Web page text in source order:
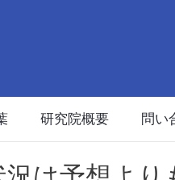
研究院概要 問い